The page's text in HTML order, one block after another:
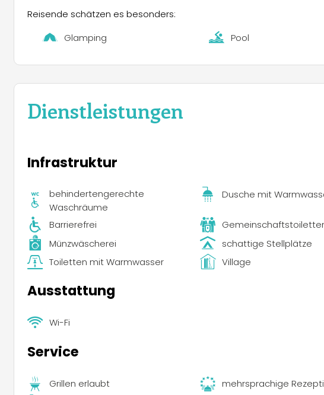
Ein Highlight des Campingplatzes ist das umfassende Outdoor-
Leitung niederländischsprachiger Guides angeboten. Eine
Für ruhigere Unternehmungen bietet der Campingplatz Wander-
Die Abende auf Camping Les Eygas sind von Geselligkeit geprägt,
oder der aufregenden Rapidrace-Veranstaltung auf dem Fluss
Reisende schätzen es besonders:
Glamping
Pool
Dienstleistungen
Infrastruktur
behindertengerechte
Waschräume
Dusche mit
Barrierefrei
Münzwäscherei
schattige Stellplätze
Toiletten mit Warmwasser
Village
Ausstattung
Wi-Fi
Service
Grillen erlaubt mehrsprachige